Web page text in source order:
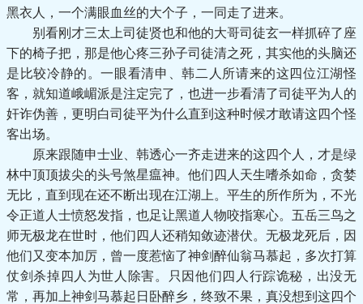
黑衣人，一个满眼血丝的大个子，一同走了进来。
别看刚才三太上司徒贤也和他的大哥司徒玄一样抓碎了座
下的椅子把，那是他心疼三孙子司徒清之死，其实他的头脑还
是比较冷静的。一眼看清申、韩二人所请来的这四位江湖怪
客，就知道峨嵋派是注定完了，也进一步看清了司徒平为人的
奸诈伪善，更明白司徒平为什么直到这种时候才敢请这四个怪
客出场。
原来跟随申士业、韩透心一齐走进来的这四个人，才是绿
林中顶顶拔尖的头号煞星瘟神。他们四人天生嗜杀如命，贪婪
无比，直到现在还不断出现在江湖上。平生的所作所为，不光
令正道人士愤怒发指，也足让黑道人物咬指寒心。五岳三鸟之
师无极龙在世时，他们四人还稍知敛迹潜伏。无极龙死后，因
他们又变本加厉，曾一度惹恼了神剑醉仙翁马慕起，多次打算
仗剑杀掉四人为世人除害。只因他们四人行踪诡秘，出没无
常，再加上神剑马慕起日卧醉乡，终致不果，真没想到这四个